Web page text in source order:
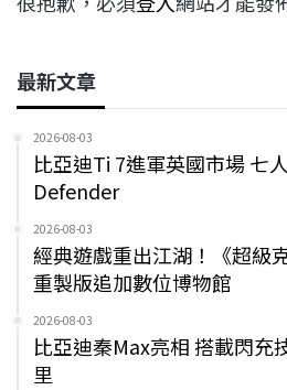
最新文章
2026-08-03
比亞迪Ti 7進軍英國市場 七
Defender
2026-08-03
經典遊戲重出江湖！《超級
重製版追加數位博物館
2026-08-03
比亞迪秦Max亮相 搭載閃充
里